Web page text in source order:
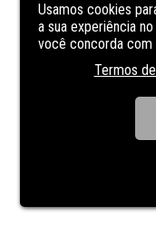
Usamos cookies
a sua experiência
você concorda com
Termos